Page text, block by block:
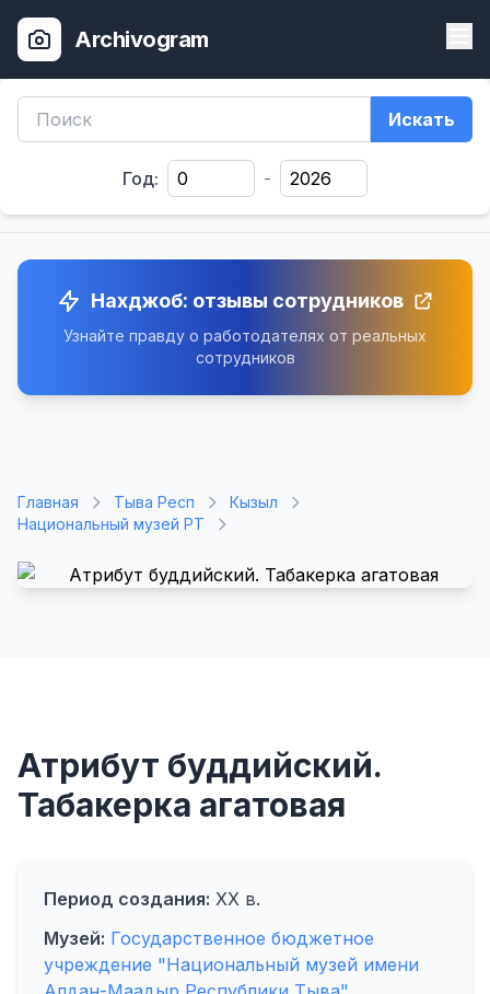
Archivogram
Искать
Год: -
Нахджоб: отзывы сотрудников
Узнайте правду о работодателях от реальных
сотрудников
Главная Тыва Респ
Кызыл
Национальный музей РТ
Атрибут буддийский.
Табакерка агатовая
Период создания: XX в.
Музей: Государственное бюджетное
учреждение "Национальный музей имени